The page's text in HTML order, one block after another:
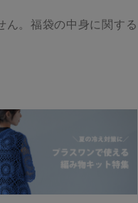
ん。福袋の中身に関する